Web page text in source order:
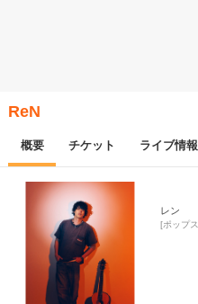
ReN
概要 チケット ライブ情報
レン
ポップス